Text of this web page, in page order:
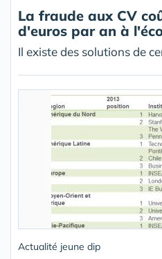
La fraude aux CV
d'euros par an à
Il existe des solutions de
Actualité jeune dip